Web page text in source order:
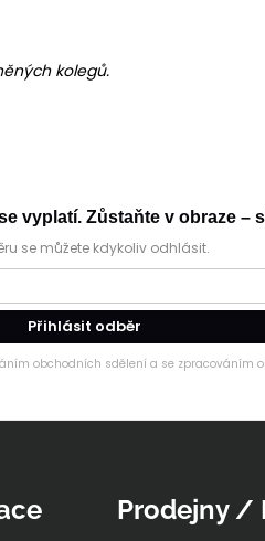
kolegů.
vyplatí. Zůstaňte v obraze –
se můžete kdykoliv odhlásit.
Přihlásit odběr
obchodních sdělení a se zpracováním
Prodejny /